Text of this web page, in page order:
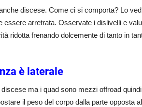
discese. Come ci si comporta? Lo
essere arretrata. Osservate i dislivelli e
ridotta frenando dolcemente di tanto in
è laterale
ma i quad sono mezzi offroad
il peso del corpo dalla parte opposta